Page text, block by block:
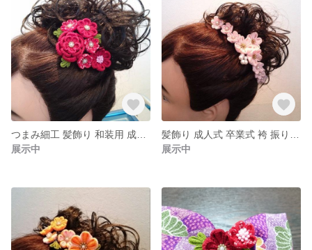
展示中
展示中